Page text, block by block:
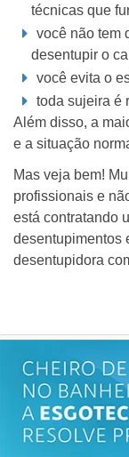
técnicas que
você não tem
desentupir o
você evita o
toda sujeira é
Além disso, a
e a situação
Mas veja bem!
profissionais e
está contratando
desentupimentos
desentupidora